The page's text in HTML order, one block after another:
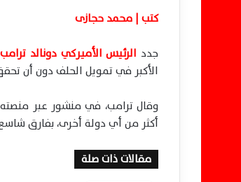
كتب | محمد حجازى
جدد الرئيس الأميركي دونالد ترامب
الأكبر في تمويل الحلف دون أن
وقال ترامب، في منشور عبر منصته
أكثر من أي دولة أخرى، بفارق
مقالات ذات صلة